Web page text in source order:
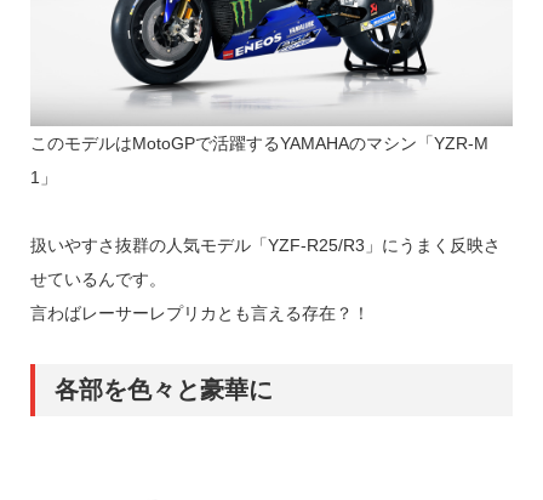
このモデルはMotoGPで活躍するYAMAHAのマシン「YZR-M
1」
扱いやすさ抜群の人気モデル「YZF-R25/R3」にうまく反映さ
せているんです。
言わばレーサーレプリカとも言える存在？！
各部を色々と豪華に